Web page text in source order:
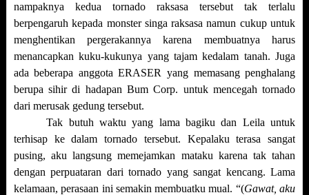
nampaknya kedua tornado raksasa tersebut tak terlalu
berpengaruh kepada monster singa raksasa namun cukup untuk
menghentikan pergerakannya karena membuatnya harus
menancapkan kuku-kukunya yang tajam kedalam tanah. Juga
ada beberapa anggota ERASER yang memasang penghalang
berupa sihir di hadapan Bum Corp. untuk mencegah tornado
dari merusak gedung tersebut.
Tak butuh waktu yang lama bagiku dan Leila untuk
terhisap ke dalam tornado tersebut. Kepalaku terasa sangat
pusing, aku langsung memejamkan mataku karena tak tahan
dengan perpuataran dari tornado yang sangat kencang. Lama
kelamaan, perasaan ini semakin membuatku mual. “(Gawat, aku